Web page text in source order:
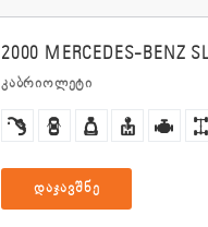
2000 MERCEDES-BENZ
კაბრიოლეტი
დაჯავშნე